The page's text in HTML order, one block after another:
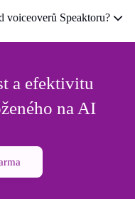
voiceoverů Speaktoru?
a efektivitu
na AI